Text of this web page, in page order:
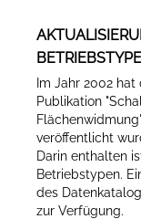
Im Jahr 2002
Publikation
veröffentlicht
Darin enthalten
Betriebstypen.
des
zur Verfügung.